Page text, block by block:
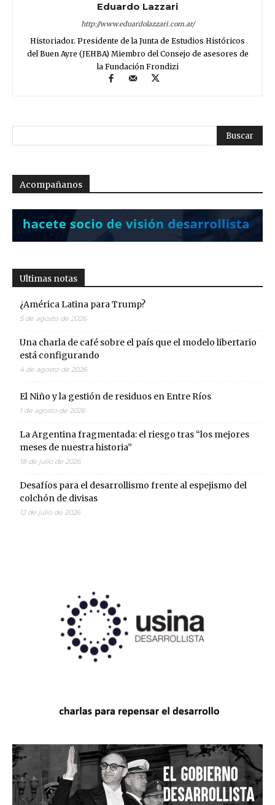
Eduardo Lazzari
http://www.eduardolazzari.com.ar/
Historiador. Presidente de la Junta de Estudios Históricos
del Buen Ayre (JEHBA) Miembro del Consejo de asesores de
la Fundación Frondizi
Acompañanos
Ultimas notas
¿América Latina para Trump?
5 de agosto de 2026
Una charla de café sobre el país que el modelo libertario
está configurando
4 de agosto de 2026
El Niño y la gestión de residuos en Entre Ríos
1 de agosto de 2026
La Argentina fragmentada: el riesgo tras “los mejores
meses de nuestra historia”
18 de julio de 2026
Desafíos para el desarrollismo frente al espejismo del
colchón de divisas
12 de julio de 2026